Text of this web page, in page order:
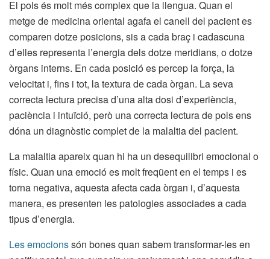
El pols és molt més complex que la llengua. Quan el
metge de medicina oriental agafa el canell del pacient es
comparen dotze posicions, sis a cada braç i cadascuna
d’elles representa l’energia dels dotze meridians, o dotze
òrgans interns. En cada posició es percep la força, la
velocitat i, fins i tot, la textura de cada òrgan. La seva
correcta lectura precisa d’una alta dosi d’experiència,
paciència i intuïció, però una correcta lectura de pols ens
dóna un diagnòstic complet de la malaltia del pacient.
La malaltia apareix quan hi ha un desequilibri emocional o
físic. Quan una emoció es molt freqüent en el temps i es
torna negativa, aquesta afecta cada òrgan i, d’aquesta
manera, es presenten les patologies associades a cada
tipus d’energia.
Les emocionssón bones quan sabem transformar-les en